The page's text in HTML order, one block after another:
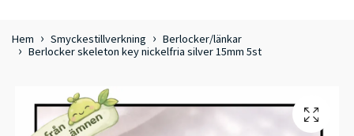
Hem Smyckestillverkning
Berlocker/länkar
Berlocker skeleton key nickelfria silver 15mm 5st